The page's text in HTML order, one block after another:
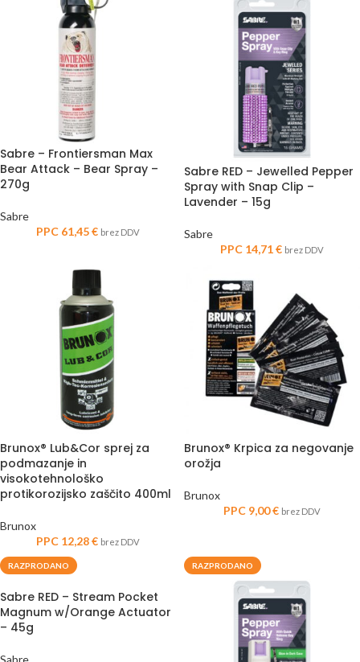
Sabre – Frontiersman Max
Bear Attack – Bear Spray –
270g
Sabre
PPC 61,45€ brez DDV
Sabre RED – Jewelled Pepper
Spray with Snap Clip –
Lavender – 15g
Sabre
PPC 14,71€ brez DDV
Brunox® Lub&Cor sprej za
podmazanje in
visokotehnološko
protikorozijsko zaščito 400ml
Brunox
PPC 12,28€ brez DDV
Brunox® Krpica za negovanje
orožja
Brunox
PPC 9,00€ brez DDV
RAZPRODANO
Sabre RED – Stream Pocket
Magnum w/Orange Actuator
– 45g
Sabre
RAZPRODANO